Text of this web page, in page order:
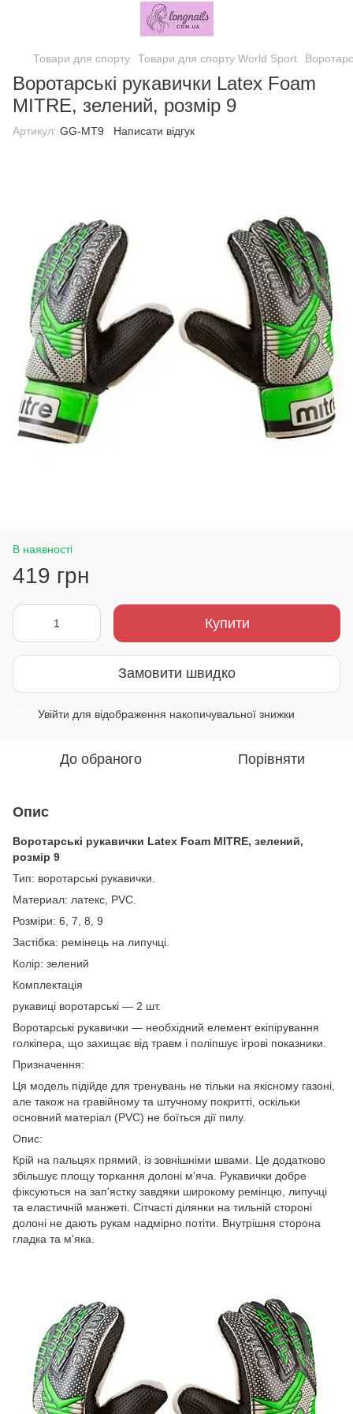
Товари для спорту Товари для спорту World Sport
Воротарські рукавички Latex Foam
MITRE, зелений, розмір 9
Артикул: GG-MT9 Написати відгук
В наявності
419 грн
Купити
Замовити швидко
Увійти для відображення накопичувальної знижки
До обраного Порівняти
Опис
Воротарські рукавички Latex Foam MITRE, зелений,
розмір 9
Тип: воротарські рукавички.
Материал: латекс, PVC.
Розміри: 6, 7, 8, 9
Застібка: ремінець на липучці.
Колір: зелений
Комплектація
рукавиці воротарські — 2 шт.
Воротарські рукавички — необхідний елемент екіпірування
голкіпера, що захищає від травм і поліпшує ігрові показники.
Призначення:
Ця модель підійде для тренувань не тільки на якісному газоні,
але також на гравійному та штучному покритті, оскільки
основний матеріал (PVC) не боїться дії пилу.
Опис:
Крій на пальцях прямий, із зовнішніми швами. Це додатково
збільшує площу торкання долоні м'яча. Рукавички добре
фіксуються на зап'ястку завдяки широкому ремінцю, липучці
та еластичній манжеті. Сітчасті ділянки на тильній стороні
долоні не дають рукам надмірно потіти. Внутрішня сторона
гладка та м'яка.